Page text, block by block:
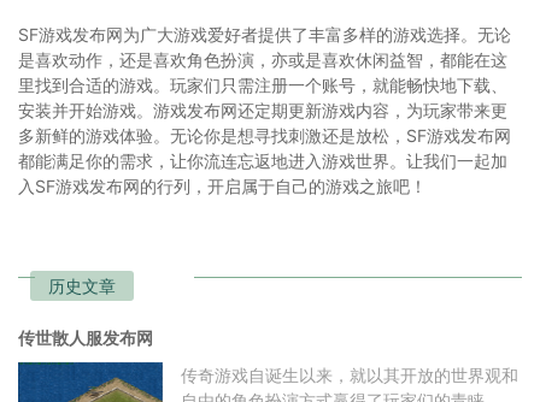
SF游戏发布网为广大游戏爱好者提供了丰富多样的游戏选择。无论
是喜欢动作，还是喜欢角色扮演，亦或是喜欢休闲益智，都能在这
里找到合适的游戏。玩家们只需注册一个账号，就能畅快地下载、
安装并开始游戏。游戏发布网还定期更新游戏内容，为玩家带来更
多新鲜的游戏体验。无论你是想寻找刺激还是放松，SF游戏发布网
都能满足你的需求，让你流连忘返地进入游戏世界。让我们一起加
入SF游戏发布网的行列，开启属于自己的游戏之旅吧！
历史文章
传世散人服发布网
传奇游戏自诞生以来，就以其开放的世界观和